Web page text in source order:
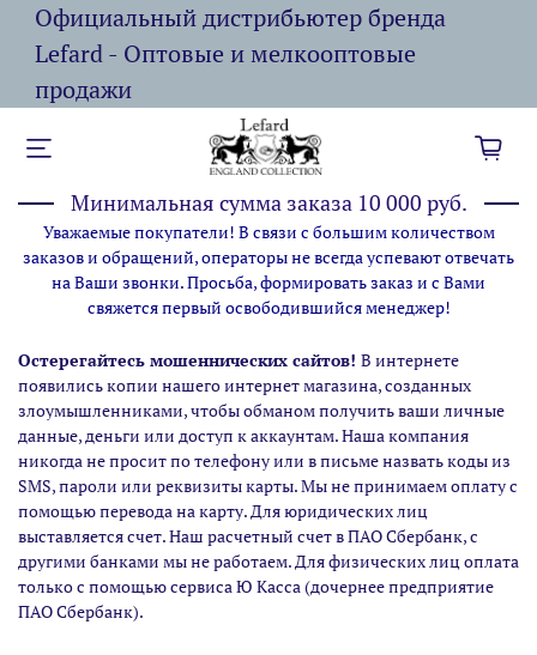
Официальный дистрибьютер бренда
Lefard - Оптовые и мелкооптовые
продажи
Минимальная сумма заказа 10 000 руб.
Уважаемые покупатели! В связи с большим количеством
заказов и обращений, операторы не всегда успевают отвечать
на Ваши звонки. Просьба, формировать заказ и с Вами
свяжется первый освободившийся менеджер!
Остерегайтесь мошеннических сайтов! В интернете
появились копии нашего интернет магазина,созданных
злоумышленниками, чтобы обманом получить ваши личные
данные, деньги или доступ к аккаунтам. Наша компания
никогда не просит по телефону или в письме назвать коды из
SMS, пароли или реквизиты карты. Мы не принимаем оплату с
помощью перевода на карту. Для юридических лиц
выставляется счет. Наш расчетный счет в ПАО Сбербанк, с
другими банками мы не работаем. Для физических лиц оплата
только с помощью сервиса Ю Касса (дочернее предприятие
ПАО Сбербанк).